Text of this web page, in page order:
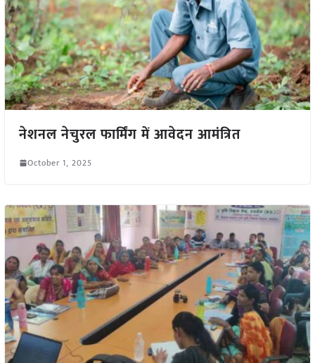
नेशनल नेचुरल फार्मिंग में आवेदन आमंत्रित
October 1, 2025